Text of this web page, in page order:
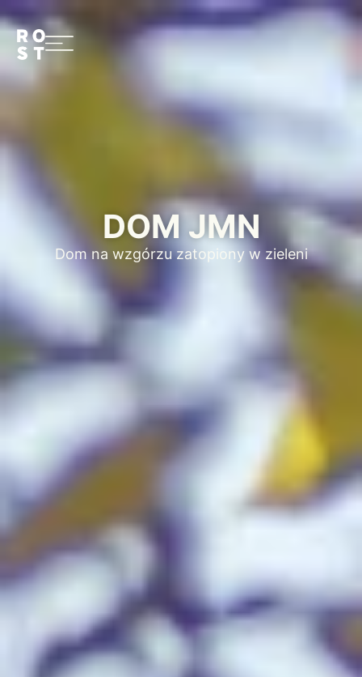
DOM JMN
Dom na wzgórzu zatopiony w zieleni